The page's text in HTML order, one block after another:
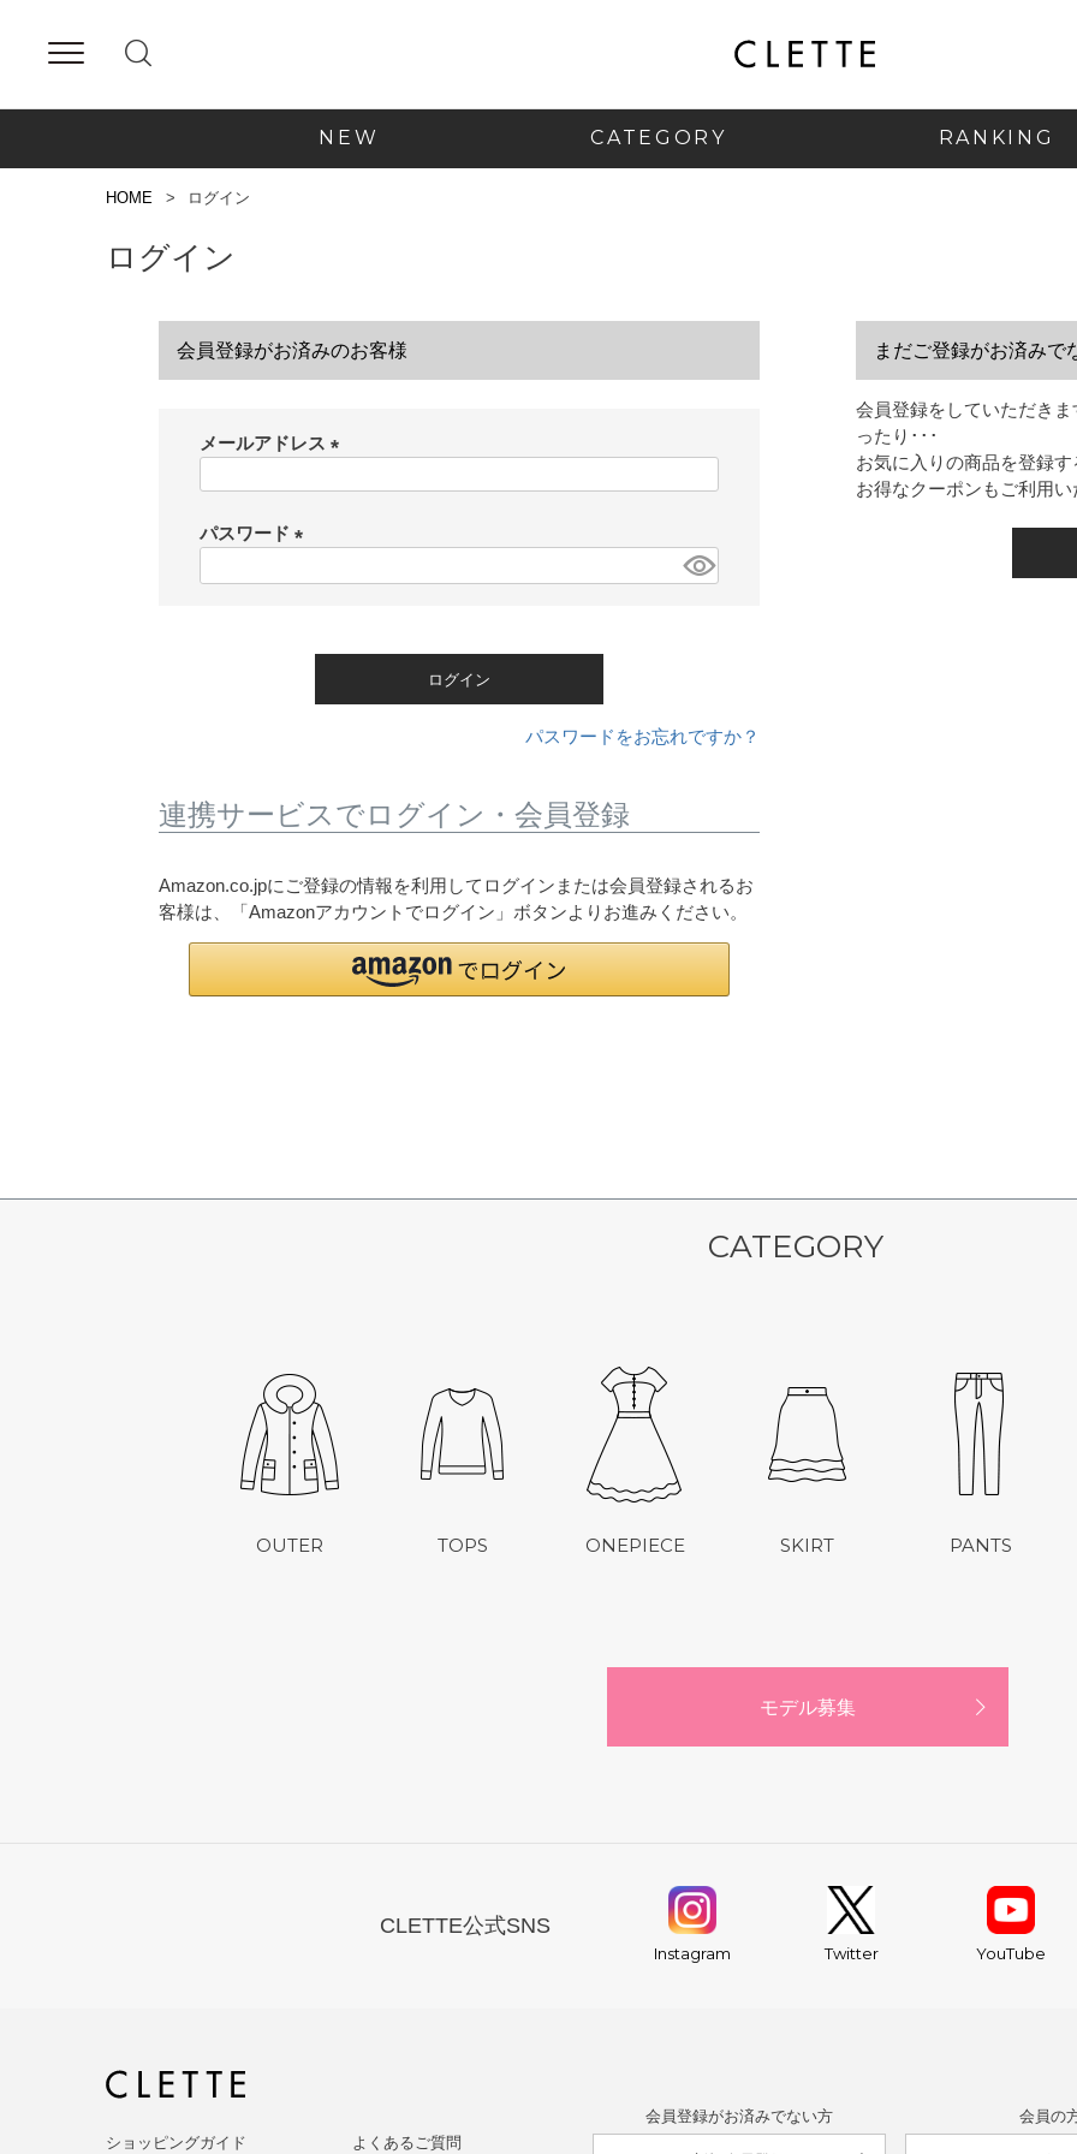
NEW CATEGORY RANKING
HOME ログイン
ログイン
会員登録がお済みのお客様
メールアドレス
パスワード
ログイン
パスワードをお忘れですか？
連携サービスでログイン・会員登録
Amazon.co.jpにご登録の情報を利用してログインまたは会員登録されるお
客様は、「Amazonアカウントでログイン」ボタンよりお進みください。
まだご登録がお済みで
会員登録をしていただき
ったり･･･
お気に入りの商品を登録
お得なクーポンもご利用
CATEGORY
OUTER TOPS ONEPIECE SKIRT PANTS
モデル募集
CLETTE公式SNS
Instagram Twitter YouTube
会員登録がお済みでない方 会員の
ショッピングガイド よくあるご質問